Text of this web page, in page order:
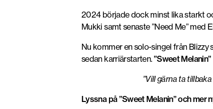
2024 började dock minst lika starkt
Mukki samt senaste ”Need Me” med
Nu kommer en solo-singel från
sedan karriärstarten.”Sweet Melanin”
”Vill gärna ta
Lyssna på ”Sweet Melanin” och mer